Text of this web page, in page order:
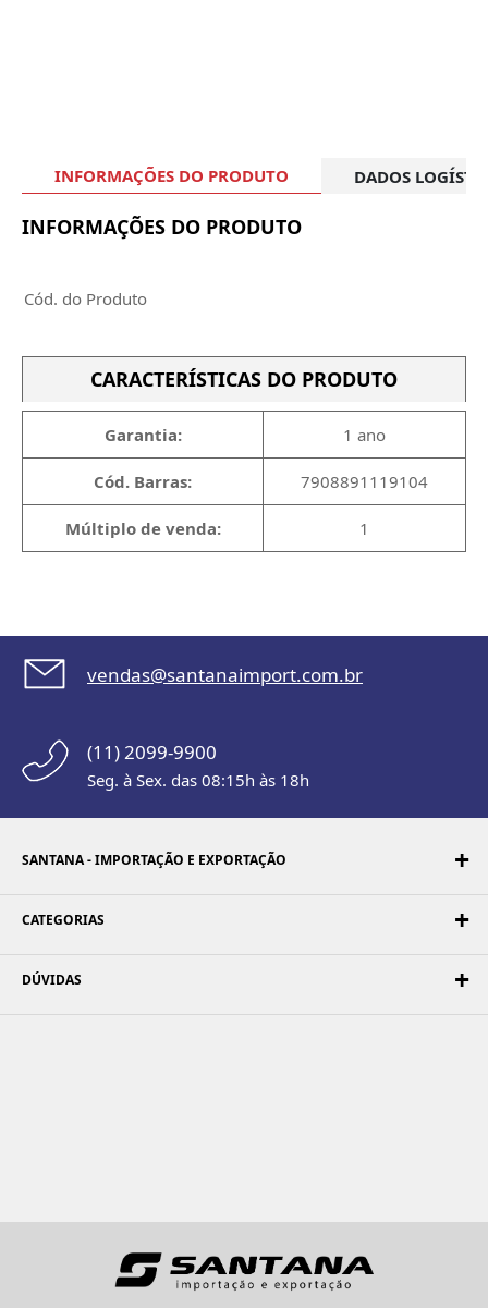
INFORMAÇÕES DO PRODUTO DADOS
INFORMAÇÕES DO PRODUTO
Cód. do Produto
CARACTERÍSTICAS DO PRODUTO
Garantia: 1 ano
Cód. Barras: 7908891119104
Múltiplo de venda: 1
vendas@santanaimport.com.br
(11) 2099-9900
Seg. à Sex. das 08:15h às 18h
SANTANA - IMPORTAÇÃO E EXPORTAÇÃO
CATEGORIAS
DÚVIDAS